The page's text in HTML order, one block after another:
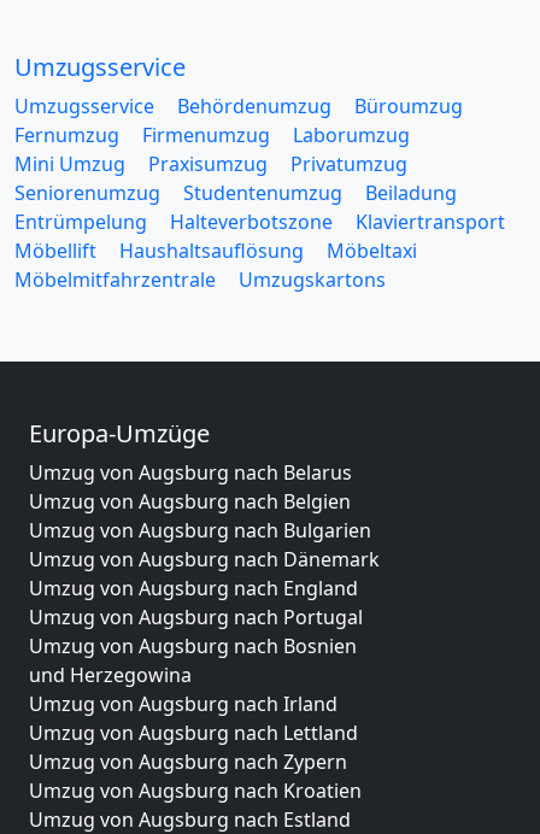
Umzugsservice
Umzugsservice Behördenumzug
Büroumzug
Fernumzug
Firmenumzug
Laborumzug
Mini Umzug
Praxisumzug
Privatumzug
Seniorenumzug
Studentenumzug
Beiladung
Entrümpelung
Halteverbotszone
Klaviertransport
Möbellift
Haushaltsauflösung
Möbeltaxi
Möbelmitfahrzentrale
Umzugskartons
Europa-Umzüge
Umzug von Augsburg nach Belarus
Umzug von Augsburg nach Belgien
Umzug von Augsburg nach Bulgarien
Umzug von Augsburg nach Dänemark
Umzug von Augsburg nach England
Umzug von Augsburg nach Portugal
Umzug von Augsburg nach Bosnien
und Herzegowina
Umzug von Augsburg nach Irland
Umzug von Augsburg nach Lettland
Umzug von Augsburg nach Zypern
Umzug von Augsburg nach Kroatien
Umzug von Augsburg nach Estland